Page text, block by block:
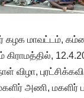
கழக மாவட்டம்,
விழா,
அணி,